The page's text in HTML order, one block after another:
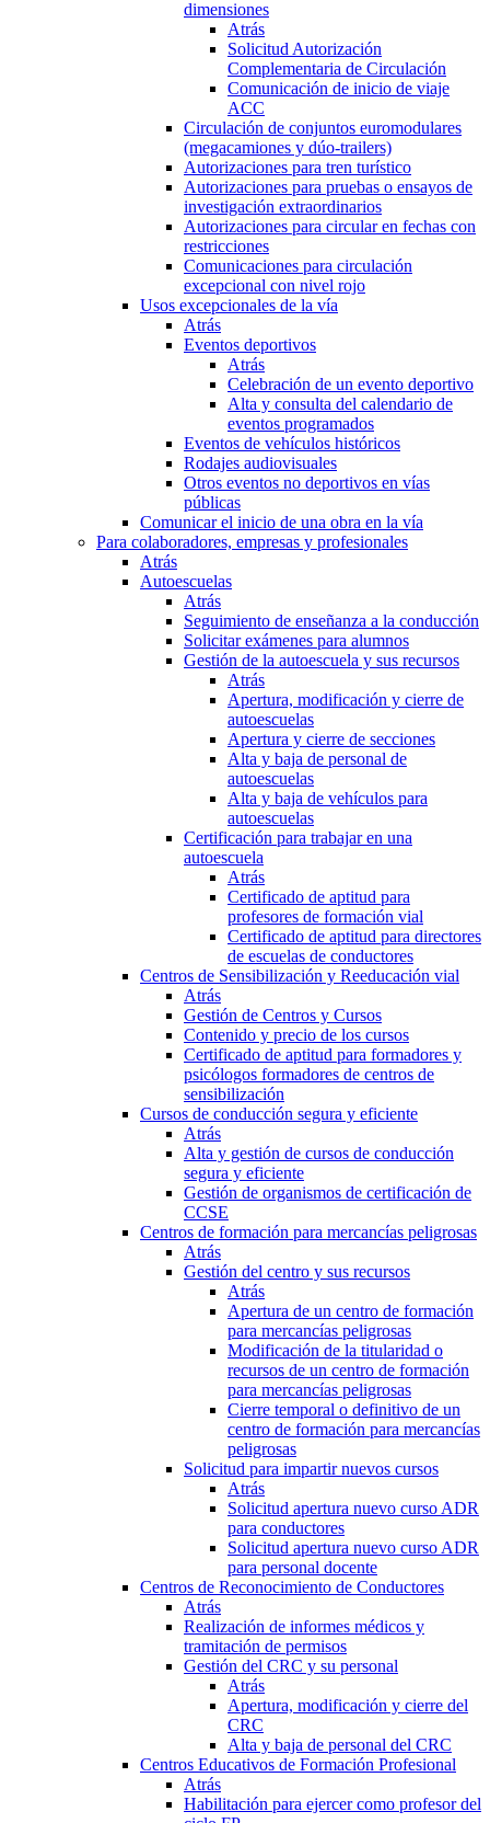
dimensiones
Atrás
Solicitud Autorización
Complementaria de Circulación
Comunicación de inicio de viaje
ACC
Circulación de conjuntos euromodulares
(megacamiones y dúo-trailers)
Autorizaciones para tren turístico
Autorizaciones para pruebas o ensayos de
investigación extraordinarios
Autorizaciones para circular en fechas con
restricciones
Comunicaciones para circulación
excepcional con nivel rojo
Usos excepcionales de la vía
Atrás
Eventos deportivos
Atrás
Celebración de un evento deportivo
Alta y consulta del calendario de
eventos programados
Eventos de vehículos históricos
Rodajes audiovisuales
Otros eventos no deportivos en vías
públicas
Comunicar el inicio de una obra en la vía
Para colaboradores, empresas y profesionales
Atrás
Autoescuelas
Atrás
Seguimiento de enseñanza a la conducción
Solicitar exámenes para alumnos
Gestión de la autoescuela y sus recursos
Atrás
Apertura, modificación y cierre de
autoescuelas
Apertura y cierre de secciones
Alta y baja de personal de
autoescuelas
Alta y baja de vehículos para
autoescuelas
Certificación para trabajar en una
autoescuela
Atrás
Certificado de aptitud para
profesores de formación vial
Certificado de aptitud para directores
de escuelas de conductores
Centros de Sensibilización y Reeducación vial
Atrás
Gestión de Centros y Cursos
Contenido y precio de los cursos
Certificado de aptitud para formadores y
psicólogos formadores de centros de
sensibilización
Cursos de conducción segura y eficiente
Atrás
Alta y gestión de cursos de conducción
segura y eficiente
Gestión de organismos de certificación de
CCSE
Centros de formación para mercancías peligrosas
Atrás
Gestión del centro y sus recursos
Atrás
Apertura de un centro de formación
para mercancías peligrosas
Modificación de la titularidad o
recursos de un centro de formación
para mercancías peligrosas
Cierre temporal o definitivo de un
centro de formación para mercancías
peligrosas
Solicitud para impartir nuevos cursos
Atrás
Solicitud apertura nuevo curso ADR
para conductores
Solicitud apertura nuevo curso ADR
para personal docente
Centros de Reconocimiento de Conductores
Atrás
Realización de informes médicos y
tramitación de permisos
Gestión del CRC y su personal
Atrás
Apertura, modificación y cierre del
CRC
Alta y baja de personal del CRC
Centros Educativos de Formación Profesional
Atrás
Habilitación para ejercer como profesor del